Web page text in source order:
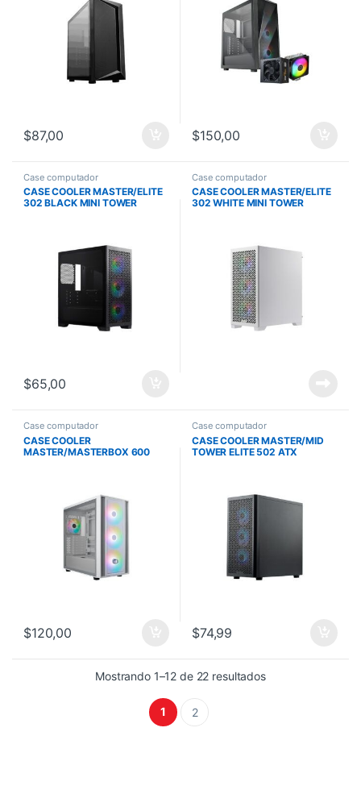
$87,00 $150,00
Case computador
CASE COOLER MASTER/ELITE
302 BLACK MINI TOWER
$65,00
Case computador
CASE COOLER MASTER/ELITE
302 WHITE MINI TOWER
Case computador
CASE COOLER
MASTER/MASTERBOX 600
$120,00
Case computador
CASE COOLER MASTER/MID
TOWER ELITE 502 ATX
$74,99
Mostrando 1–12 de 22 resultados
1 2